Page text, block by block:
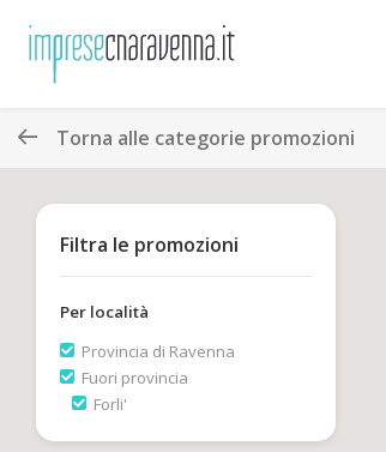
Torna alle categorie promozioni
Filtra le promozioni
Per località
Provincia di Ravenna
Fuori provincia
Forli'